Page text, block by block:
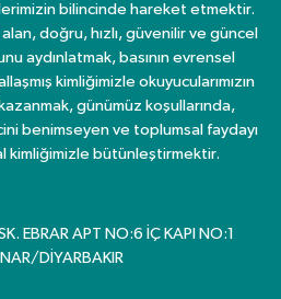
bilincinde hareket etmektir.
doğru, hızlı, güvenilir ve güncel
aydınlatmak, basının evrensel
kimliğimizle okuyucularımızın
günümüz koşullarında,
benimseyen ve toplumsal faydayı
kimliğimizle bütünleştirmektir.
EBRAR APT NO:6 İÇ KAPI NO:1
DİYARBAKIR